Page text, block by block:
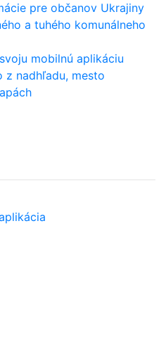
pre občanov Ukrajiny
a tuhého komunálneho
mobilnú aplikáciu
z nadhľadu, mesto